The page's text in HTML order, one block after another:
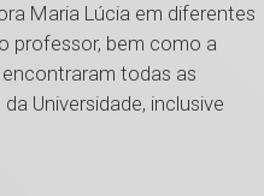
Maria Lúcia em diferentes
professor, bem como a
todas as
Universidade, inclusive